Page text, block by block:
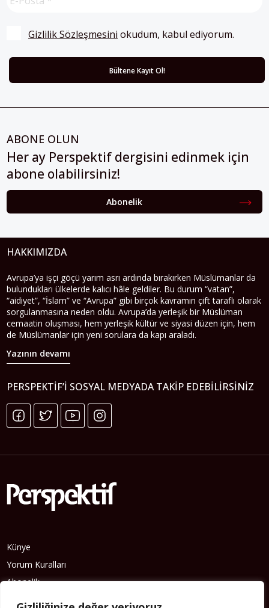
Gizlilik Sözleşmesini okudum, kabul ediyorum.
ABONE OLUN
Her ay Perspektif dergisini edinmek için
abone olabilirsiniz!
Abonelik
HAKKIMIZDA
Avrupa’ya işçi göçü yarım asrı ardında bırakırken Müslümanlar da
bulundukları ülkelerde kalıcı hâle geldiler. Bu durum “vatan”,
“aidiyet”, “İslam” ve “Avrupa” gibi birçok kavramın çift taraflı olarak
sorgulanmasına neden oldu. Avrupa’da yerleşik bir Müslüman
cemaatin oluşması, hem yerleşik kültür ve siyasi düzen için, hem
de Müslümanlar için yeni sorulara da kapı araladı.
Yazının devamı
PERSPEKTIF’I SOSYAL MEDYADA TAKIP EDEBILIRSINIZ
Künye
Yorum Kuralları
Abonelik